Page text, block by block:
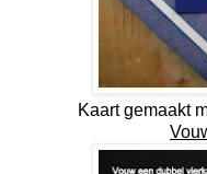
Kaart gemaakt